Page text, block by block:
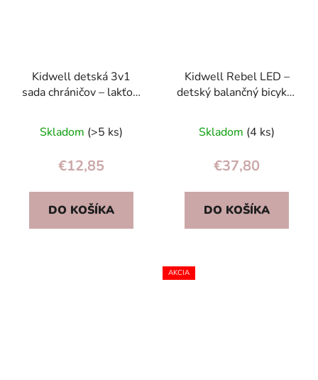
Kidwell detská 3v1
sada chráničov – lakťov,
nastaviteľné
Skladom (>5 ks)
€12,85
DO KOŠÍKA
Kidwell Rebel LED –
detský balančný bicykel
EVA, bez batérií
Skladom (4 ks)
€37,80
DO KOŠÍKA
AKCIA